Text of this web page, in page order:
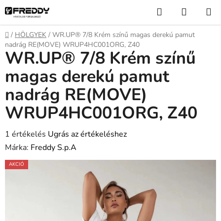
Ugrás
fő
tartalomhoz
KeresésKOSÁR
Kezdőlap
/ HÖLGYEK / WR.UP® 7/8 Krém színű magas derekú pamut
nadrág RE(MOVE) WRUP4HC001ORG, Z40
WR.UP® 7/8 Krém színű
magas derekú pamut
nadrág RE(MOVE)
WRUP4HC001ORG, Z40
A
termék
átlagos
1 értékelés Ugrás az értékeléshez
Márka: Freddy S.p.A
AKCIÓ